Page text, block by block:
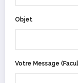
Objet
Votre Message